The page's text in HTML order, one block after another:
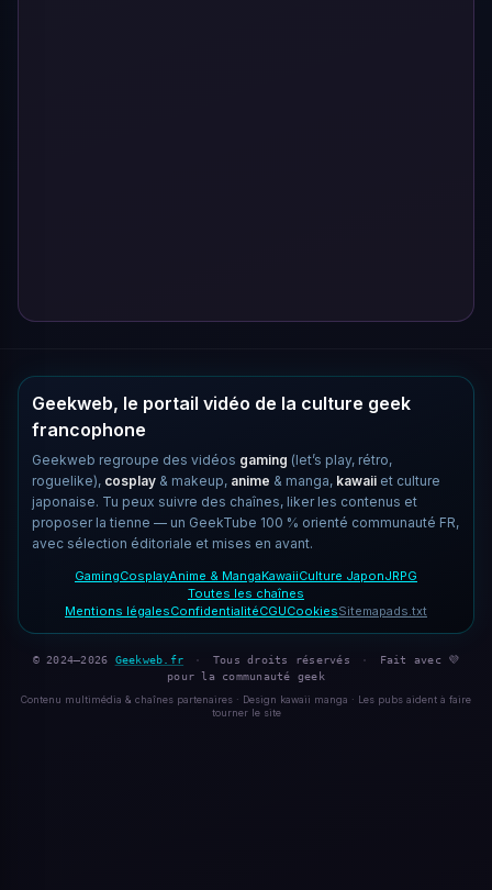
Geekweb, le portail vidéo de la culture geek
francophone
Geekweb regroupe des vidéos gaming (let’s play, rétro,
roguelike), cosplay & makeup, anime & manga, kawaii et culture
japonaise. Tu peux suivre des chaînes, liker les contenus et
proposer la tienne — un GeekTube 100 % orienté communauté FR,
avec sélection éditoriale et mises en avant.
GamingCosplayAnime & MangaKawaiiCulture JaponJRPG
Toutes les chaînes
Mentions légalesConfidentialitéCGUCookiesSitemapads.txt
© 2024–2026 Geekweb.fr · Tous droits réservés ·
Fait avec 💜
pour la communauté geek
Contenu multimédia & chaînes partenaires · Design kawaii manga · Les pubs aident à faire
tourner le site